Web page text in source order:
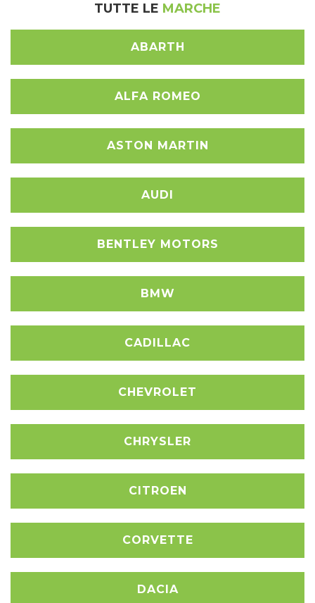
TUTTE LE MARCHE
ABARTH
ALFA ROMEO
ASTON MARTIN
AUDI
BENTLEY MOTORS
BMW
CADILLAC
CHEVROLET
CHRYSLER
CITROEN
CORVETTE
DACIA